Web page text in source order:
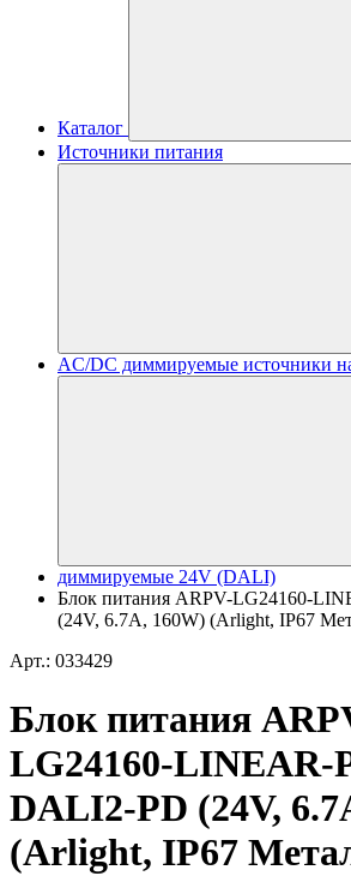
Каталог
Источники питания
AC/DC диммируемые источники
диммируемые 24V (DALI)
Блок питания ARPV-LG24160-
(24V, 6.7A, 160W) (Arlight, IP67
Арт.: 033429
Блок питания
LG24160-LINEAR-
DALI2-PD (24V,
(Arlight, IP67